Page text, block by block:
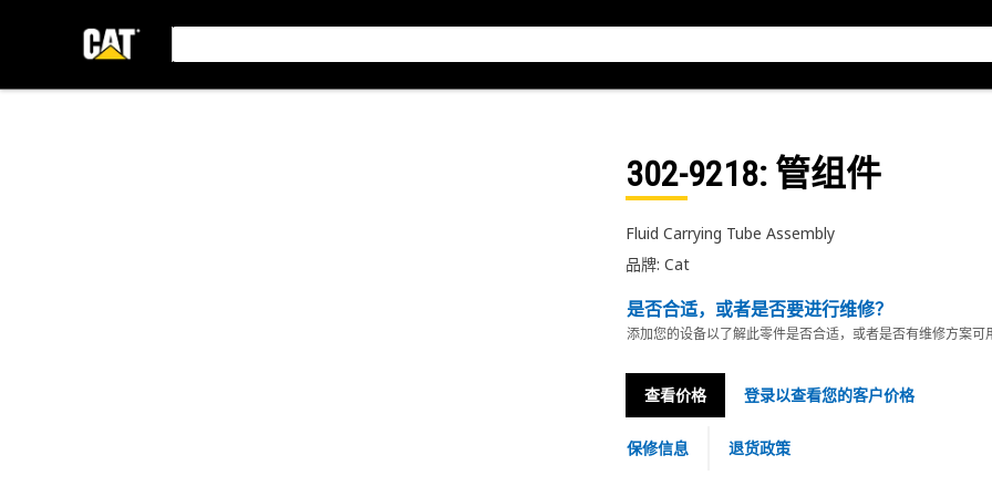
302-9218: 管组件
Fluid Carrying Tube Assembly
品牌: Cat
是否合适，或者是否要进行维修？
添加您的设备以了解此零件是否合适，或者是否有维修方案可
查看价格 登录以查看您的客户价格
保修信息 退货政策